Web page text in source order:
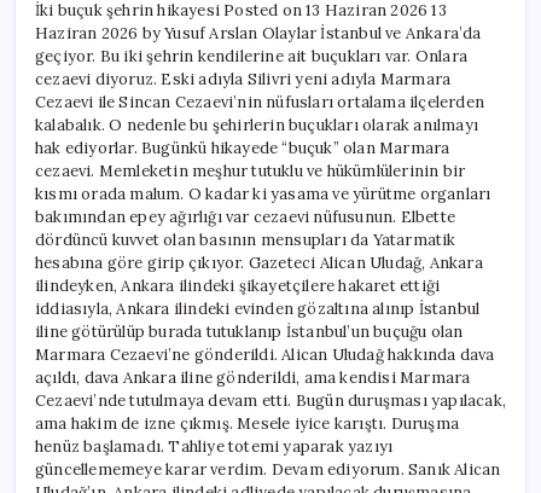
İki buçuk şehrin hikayesi Posted on 13 Haziran 2026 13
Haziran 2026 by Yusuf Arslan Olaylar İstanbul ve Ankara’da
geçiyor. Bu iki şehrin kendilerine ait buçukları var. Onlara
cezaevi diyoruz. Eski adıyla Silivri yeni adıyla Marmara
Cezaevi ile Sincan Cezaevi’nin nüfusları ortalama ilçelerden
kalabalık. O nedenle bu şehirlerin buçukları olarak anılmayı
hak ediyorlar. Bugünkü hikayede “buçuk” olan Marmara
cezaevi. Memleketin meşhur tutuklu ve hükümlülerinin bir
kısmı orada malum. O kadar ki yasama ve yürütme organları
bakımından epey ağırlığı var cezaevi nüfusunun. Elbette
dördüncü kuvvet olan basının mensupları da Yatarmatik
hesabına göre girip çıkıyor. Gazeteci Alican Uludağ, Ankara
ilindeyken, Ankara ilindeki şikayetçilere hakaret ettiği
iddiasıyla, Ankara ilindeki evinden gözaltına alınıp İstanbul
iline götürülüp burada tutuklanıp İstanbul’un buçuğu olan
Marmara Cezaevi’ne gönderildi. Alican Uludağ hakkında dava
açıldı, dava Ankara iline gönderildi, ama kendisi Marmara
Cezaevi’nde tutulmaya devam etti. Bugün duruşması yapılacak,
ama hakim de izne çıkmış. Mesele iyice karıştı. Duruşma
henüz başlamadı. Tahliye totemi yaparak yazıyı
güncellememeye karar verdim. Devam ediyorum. Sanık Alican